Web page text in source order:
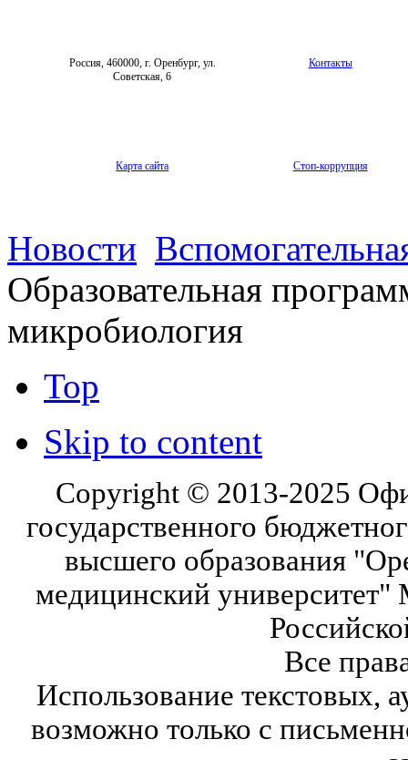
Россия, 460000, г. Оренбург, ул.
Советская, 6
Контакты
Карта сайта Стоп-коррупция
Новости
Образовательная
микробиология
Top
Skip to content
Copyright © 2013-2025
государственного
высшего образования
медицинский университет"
Все
Использование текстовых,
возможно только с